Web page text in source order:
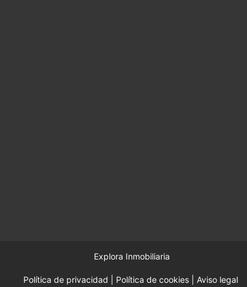
Explora Inmobiliaria
Política de privacidad Política de cookies| Aviso legal